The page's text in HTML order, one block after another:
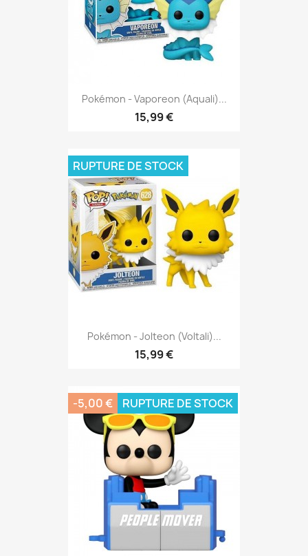
Pokémon - Vaporeon (Aquali)...
15,99 €
Pokémon - Jolteon (Voltali)...
15,99 €
RUPTURE DE STOCK
-5,00 € RUPTURE DE STOCK